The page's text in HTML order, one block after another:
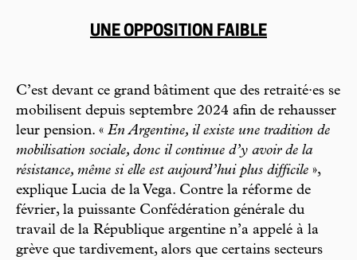
UNE OPPOSITION FAIBLE
C’est devant ce grand bâtiment que des retraité·es se
mobilisent depuis septembre 2024 afin de rehausser
leur pension. « En Argentine, il existe une tradition de
mobilisation sociale, donc il continue d’y avoir de la
résistance, même si elle est aujourd’hui plus difficile »,
explique Lucia de la Vega. Contre la réforme de
février, la puissante Confédération générale du
travail de la République argentine n’a appelé à la
grève que tardivement, alors que certains secteurs